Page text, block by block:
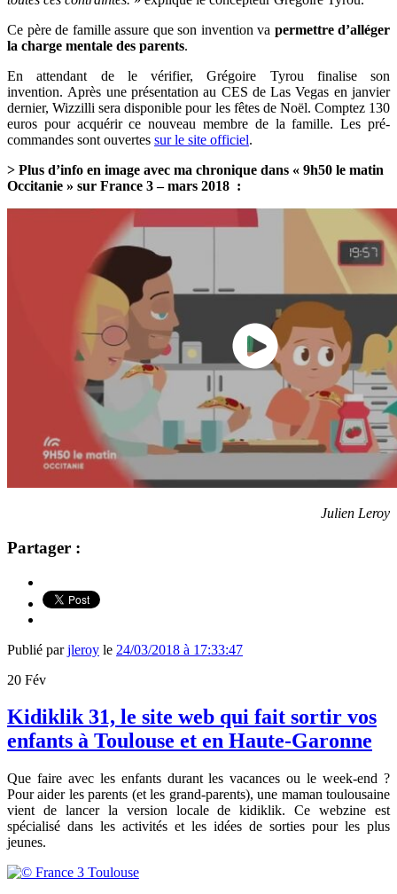
Ce père de famille assure que son invention va permettre d’alléger
la charge mentale des parents.
En attendant de le vérifier,Grégoire Tyrou finalise son
invention. Après une présentation au CES de Las Vegas en janvier
dernier, Wizzilli sera disponible pour les fêtes de Noël. Comptez 130
euros pour acquérir ce nouveau membre de la famille. Les pré-
commandes sont ouvertes sur le site officiel.
> Plus d’info en image avec ma chronique dans « 9h50 le matin
Occitanie » sur France 3– mars 2018 :
Julien Leroy
Partager :
Publié parjleroy le 24/03/2018 à 17:33:47
20 Fév
Kidiklik 31, le site web qui fait sortir vos
enfants à Toulouse et en Haute-Garonne
Que faire avec les enfants durant les vacances ou le week-end ?
Pour aider les parents (et les grand-parents), une maman toulousaine
vient de lancer la version locale de kidiklik. Ce webzine est
spécialisé dans les activités et les idées de sorties pour les plus
jeunes.